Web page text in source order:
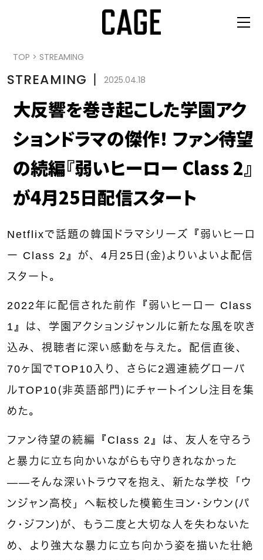
TOP > STREAMING
STREAMING 丨 2025.04.18
大反響を巻き起こした学園アク
ションドラマの傑作！ ファン待望
の続編『弱いヒーロー Class 2』
が4月25日配信スタート
Netflixで話題の韓国ドラマシリーズ『弱いヒーロ
ー Class 2』が、4月25日（金）よりいよいよ配信
スタート。
2022年に配信された前作『弱いヒーロー Class
1』は、学園アクションジャンルに新たな風を吹き
込み、視聴者に深い感動を与えた。配信直後、
70ヶ国でTOP10入り、さらに2週連続グローバ
ルTOP10（非英語部門）にチャートインし注目を集
めた。
ファン待望の続編『Class 2』は、友人を守ろう
と暴力に立ち向かいながらも守りきれなかった
——そんな深いトラウマを抱え、新たな学校「ウ
ンジャン高校」へ転校した模範生ヨン・シウン（パ
ク・ジフン）が、もう二度と大切な人を失わないた
め、より強大な暴力に立ち向かう姿を描いた壮絶